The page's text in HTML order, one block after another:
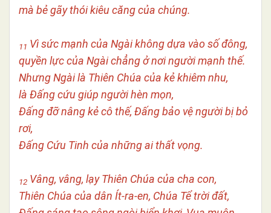
mà bẻ gãy thói kiêu căng của chúng.
11 Vì sức mạnh của Ngài không dựa vào số đông,
quyền lực của Ngài chẳng ở nơi người mạnh thế.
Nhưng Ngài là Thiên Chúa của kẻ khiêm nhu,
là Đấng cứu giúp người hèn mọn,
Đấng đỡ nâng kẻ cô thế, Đấng bảo vệ người bị bỏ
rơi,
Đấng Cứu Tinh của những ai thất vọng.
12 Vâng, vâng, lạy Thiên Chúa của cha con,
Thiên Chúa của dân Ít-ra-en, Chúa Tể trời đất,